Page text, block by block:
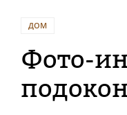
ДОМ
Фото-